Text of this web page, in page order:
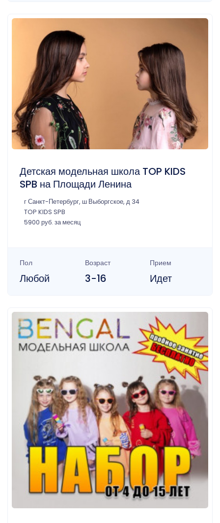
Детская модельная школа TOP KIDS
SPB на Площади Ленина
г Санкт-Петербург, ш Выборгское, д 34
TOP KIDS SPB
5900 руб. за месяц
Пол
Любой
Возраст
3-16
Прием
Идет